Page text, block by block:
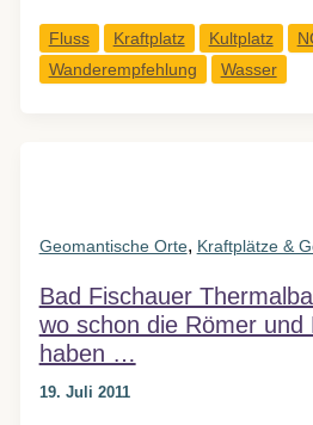
Hels
Tal:
Fluss Kraftplatz Kultplatz
Wanderempfehlung
Wasser
Geomantische Orte, Kraftplätze &
Bad Fischauer
wo schon die Römer und
haben …
19. Juli 2011